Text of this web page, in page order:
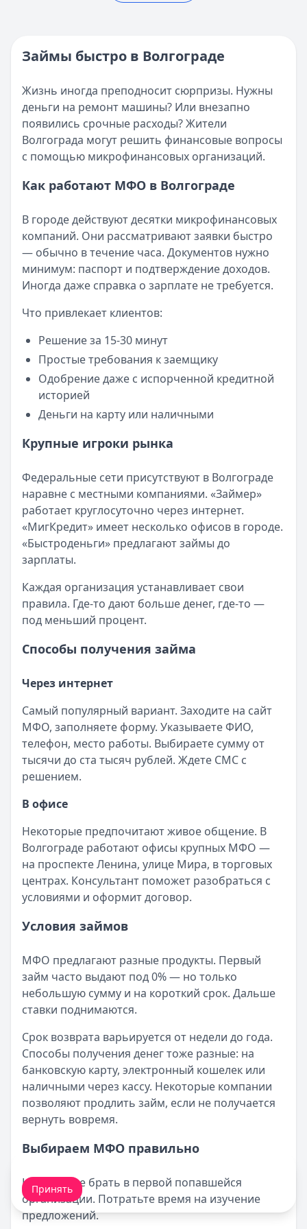
Реестр МФО ЦБ РФ - проверка МФО на официальном
Категория:МФО и микрозаймы
Все статьи
Возврат переплаты в «Займере»: актуальная
Опубликовано:5 декабря 2025 г.
Категория: МФО
Читать новость
Срочный микрозайм 15 000 ₽ на карту: свежая
Кратко:Нужны 15 000 рублей на карту прямо сегодня?
Категория:МФО
Рекордный рост доли клиентов МФО с iPhone: что
Кратко:В III квартале 2025 года владельцы iPhone
Опубликовано:5 декабря 2025 г.
Категория:МФО
Читать новость
57 сервисов микрозаймов через Госуслуги: где
Авторизация через Госуслуги ускоряет
Опубликовано:23 ноября 2025 г.
Категория:МФО
Читать новость
Смс о «одобренном займе» от Bigmani Ru: как
Пришло СМС об одобрении займа от Bigmani
Опубликовано:23 ноября 2025 г.
Категория:МФО
Читать новость
Все новости
Займы быстро в Волгограде
Жизнь иногда преподносит сюрпризы. Нужны
деньги на ремонт машины? Или внезапно
появились срочные расходы? Жители
Волгограда могут решить финансовые вопросы
с помощью микрофинансовых организаций.
Как работают МФО в Волгограде
В городе действуют десятки микрофинансовых
компаний. Они рассматривают заявки быстро
— обычно в течение часа. Документов нужно
минимум: паспорт и подтверждение доходов.
Иногда даже справка о зарплате не требуется.
Что привлекает клиентов:
Решение за 15-30 минут
Простые требования к заемщику
Одобрение даже с испорченной кредитной
историей
Деньги на карту или наличными
Крупные игроки рынка
Федеральные сети присутствуют в Волгограде
наравне с местными компаниями. «Займер»
работает круглосуточно через интернет.
«МигКредит» имеет несколько офисов в городе.
«Быстроденьги» предлагают займы до
зарплаты.
Каждая организация устанавливает свои
правила. Где-то дают больше денег, где-то —
под меньший процент.
Способы получения займа
Через интернет
Самый популярный вариант. Заходите на сайт
МФО, заполняете форму. Указываете ФИО,
телефон, место работы. Выбираете сумму от
тысячи до ста тысяч рублей. Ждете СМС с
решением.
В офисе
Некоторые предпочитают живое общение. В
Волгограде работают офисы крупных МФО —
на проспекте Ленина, улице Мира, в торговых
центрах. Консультант поможет разобраться с
условиями и оформит договор.
Условия займов
МФО предлагают разные продукты. Первый
займ часто выдают под 0% — но только
небольшую сумму и на короткий срок. Дальше
ставки поднимаются.
Срок возврата варьируется от недели до года.
Способы получения денег тоже разные: на
банковскую карту, электронный кошелек или
наличными через кассу. Некоторые компании
позволяют продлить займ, если не получается
вернуть вовремя.
Выбираем МФО правильно
Не спешите брать в первой попавшейся
организации. Потратьте время на изучение
предложений.
Принять